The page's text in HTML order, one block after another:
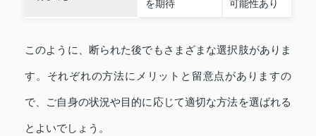
を期待
可能性あり
このように、断られた後でもさまざまな選択肢がありま
す。それぞれの方法にメリットと留意点がありますの
で、ご自身の状況や目的に応じて適切な方法を選ばれる
とよいでしょう。